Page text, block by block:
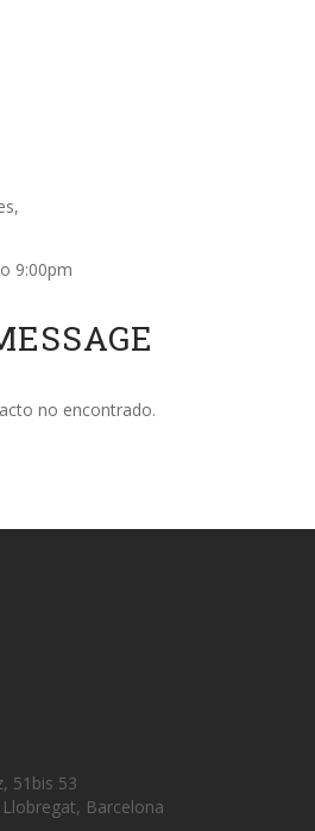
9:00pm
no encontrado.
51bis 53
Barcelona